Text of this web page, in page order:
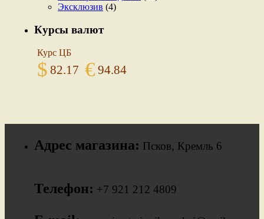
Эксклюзив (4)
Курсы валют
Курс ЦБ
$ 82.17 € 94.84
Адрес магазина: Псков, Кремль 6
Телефон: +7 921 212 4809